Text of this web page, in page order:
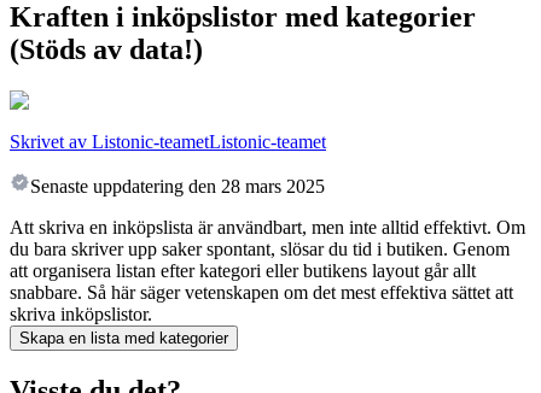
Kraften i inköpslistor med kategorier
(Stöds av data!)
Skrivet av Listonic-teametListonic-teamet
Senaste uppdatering den 28 mars 2025
Att skriva en inköpslista är användbart, men inte alltid effektivt. Om
du bara skriver upp saker spontant, slösar du tid i butiken. Genom
att organisera listan efter kategori eller butikens layout går allt
snabbare. Så här säger vetenskapen om det mest effektiva sättet att
skriva inköpslistor.
Skapa en lista med kategorier